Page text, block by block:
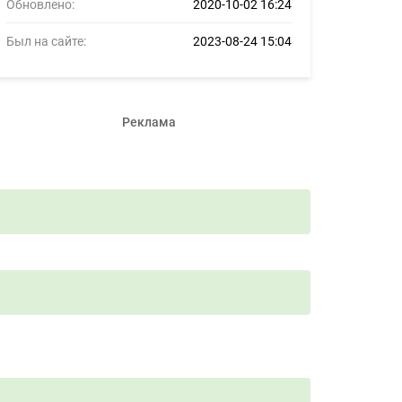
Обновлено: 2020-10-02 16:24
Был на сайте: 2023-08-24 15:04
Реклама